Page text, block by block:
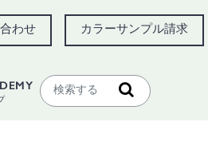
わせ カラーサンプル請求